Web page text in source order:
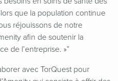
que la population continue
réjouissons de notre
afin de soutenir la
de l’entreprise. »”
avec TorQuest pour